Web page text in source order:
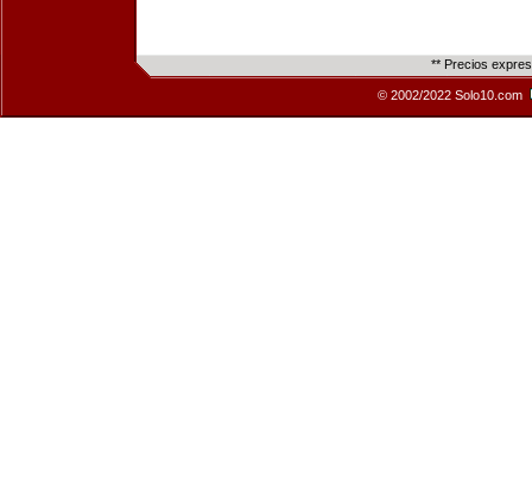
** Precios
© 2002/2022 Solo10.com